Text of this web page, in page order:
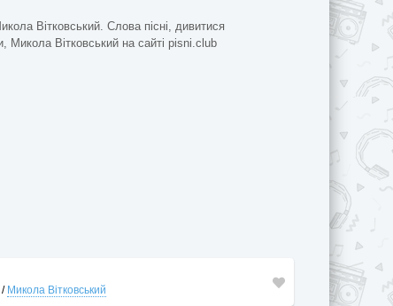
Вітковський. Слова пісні, дивитися
Микола Вітковський на сайті pisni.club
/ Микола Вітковський